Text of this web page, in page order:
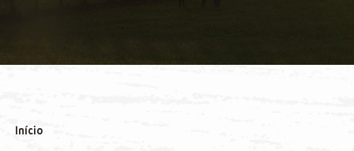
Início